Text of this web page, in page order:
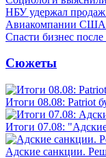
НБУ удержал продаж
Авиакомпании США
Спасти бизнес
Сюжеты
Итоги 08.08: Patriot
Итоги 07.08:
Адские санкции.